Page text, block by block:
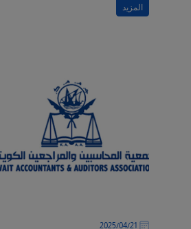
المزيد
21‏/04‏/2025